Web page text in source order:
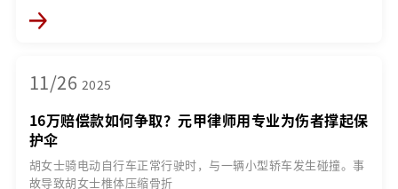
11/26 2025
16万赔偿款如何争取？元甲律师用专业为伤者撑起保
护伞
胡女士骑电动自行车正常行驶时，与一辆小型轿车发生碰撞。事
故导致胡女士椎体压缩骨折